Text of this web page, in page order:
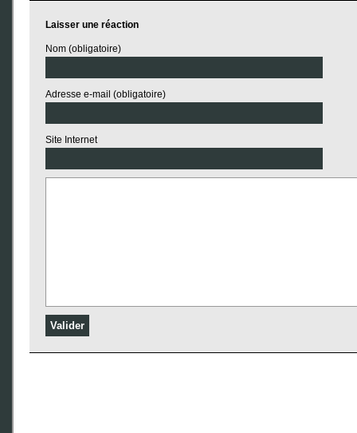
Laisser une réaction
Nom (obligatoire)
Adresse e-mail (obligatoire)
Site Internet